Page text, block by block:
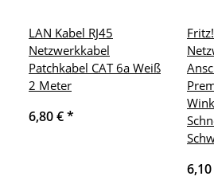
LAN Kabel RJ45
Netzwerkkabel
Patchkabel CAT 6a Weiß
2 Meter
6,80 €*